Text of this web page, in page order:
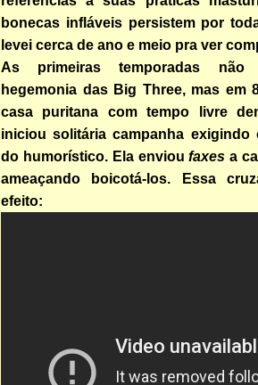
bonecas infláveis persistem por
levei cerca de ano e meio pra ver
As primeiras temporadas não
hegemonia das Big Three, mas em
casa puritana com tempo livre
iniciou solitária campanha exigindo
do humorístico. Ela envioufaxesa
ameaçando boicotá-los. Essa
efeito: